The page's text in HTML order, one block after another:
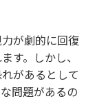
が劇的に回復
す。しかし、
があるとして
問題があるの